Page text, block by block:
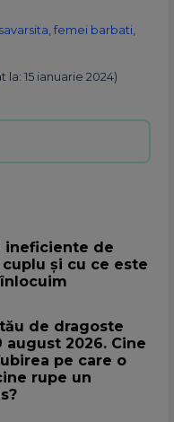
femei barbati
la: 15 ianuarie 2024)
ineficiente de
cuplu și cu ce este
de dragoste
august 2026. Cine
pe care o
rupe un